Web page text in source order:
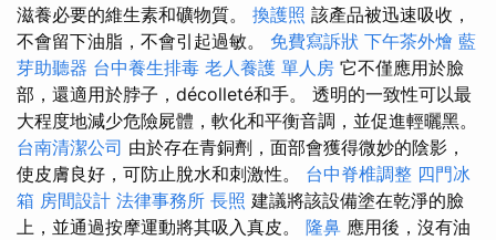
滋養必要的維生素和礦物質。 換護照 該產品被迅速吸收，
不會留下油脂，不會引起過敏。 免費寫訴狀 下午茶外燴 藍
芽助聽器 台中養生排毒 老人養護 單人房 它不僅應用於臉
部，還適用於脖子，décolleté和手。 透明的一致性可以最
大程度地減少危險屍體，軟化和平衡音調，並促進輕曬黑。
台南清潔公司 由於存在青銅劑，面部會獲得微妙的陰影，
使皮膚良好，可防止脫水和刺激性。 台中脊椎調整 四門冰
箱 房間設計 法律事務所 長照 建議將該設備塗在乾淨的臉
上，並通過按摩運動將其吸入真皮。 隆鼻 應用後，沒有油